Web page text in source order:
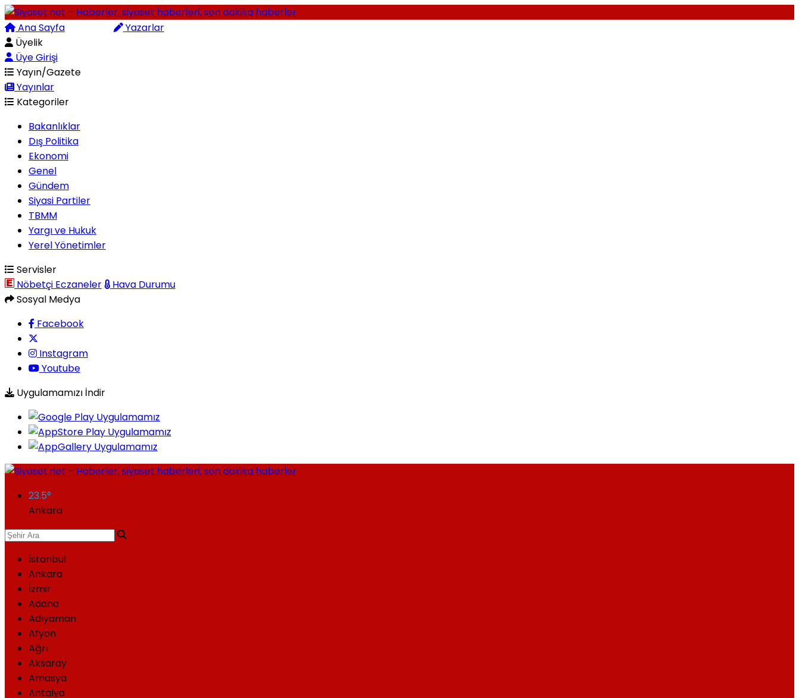
Ana Sayfa
Yazarlar
Üyelik
Üye Girişi
Yayın/Gazete
Yayınlar
Kategoriler
Bakanlıklar
Dış Politika
Ekonomi
Genel
Gündem
Siyasi Partiler
TBMM
Yargı ve Hukuk
Yerel Yönetimler
Servisler
Nöbetçi Eczaneler
Hava Durumu
Sosyal Medya
Facebook
Instagram
Youtube
Uygulamamızı İndir
23.5°
Ankara
İstanbul
Ankara
İzmir
Adana
Adıyaman
Afyon
Ağrı
Aksaray
Amasya
Antalya